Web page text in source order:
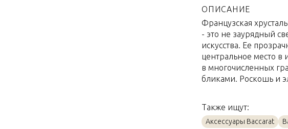
Материал
Объем / Размер
ОПИСАНИЕ
Французская
- это не заурядный
искусства. Ее
центральное место в
в многочисленных
бликами. Роскошь и
Также ищут:
Аксессуары Baccarat